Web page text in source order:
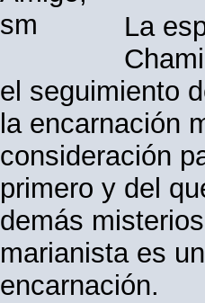
La
el seguimiento
la encarnación
consideración
primero y del
demás
marianista es
encarnación.